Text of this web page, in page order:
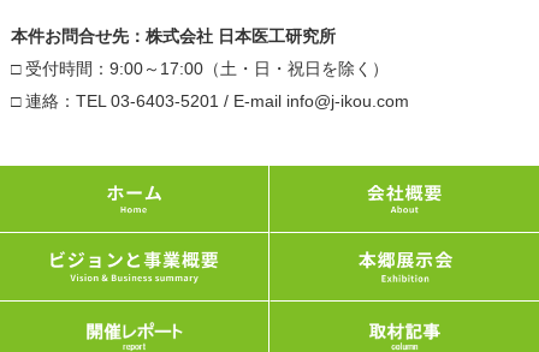
本件お問合せ先：株式会社 日本医工研究所
□ 受付時間：9:00～17:00（土・日・祝日を除く）
□ 連絡：TEL 03-6403-5201 / E-mail info@j-ikou.com